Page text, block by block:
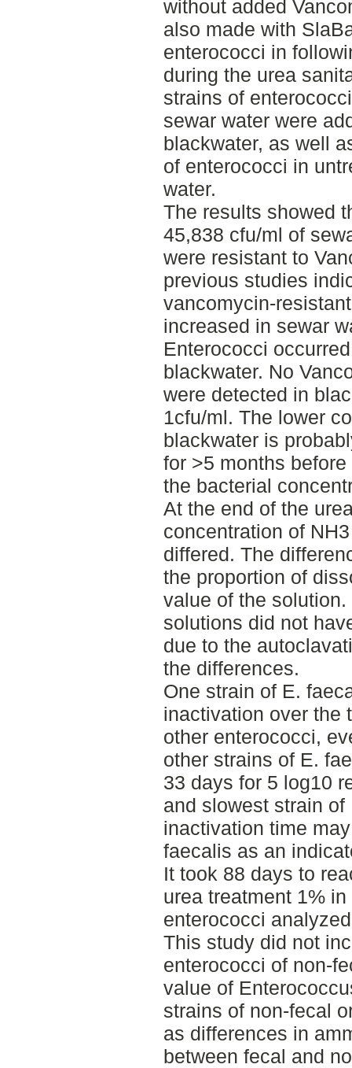
without added
also made with
enterococci in
during the urea
strains of
sewar water were
blackwater, as well
of enterococci in
water.
The results showed
45,838 cfu/ml of
were resistant to
previous studies
vancomycin-
increased in sewar
Enterococci
blackwater. No
were detected in
1cfu/ml. The lower
blackwater is
for >5 months
the bacterial
At the end of the
concentration of
differed. The
the proportion of
value of the
solutions did not
due to the
the differences.
One strain of E.
inactivation over the
other enterococci,
other strains of E.
33 days for 5 log10
and slowest strain
inactivation time
faecalis as an
It took 88 days to
urea treatment 1%
enterococci
This study did not
enterococci of non-
value of
strains of non-fecal
as differences in
between fecal and